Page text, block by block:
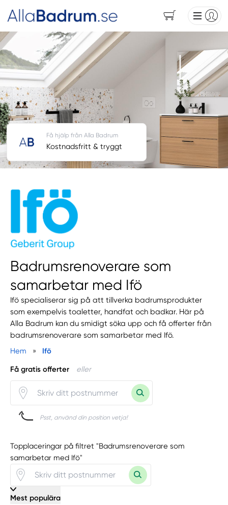
Badrumsrenoverare som
samarbetar med Ifö
Ifö specialiserar sig på att tillverka badrumsprodukter
som exempelvis toaletter, handfat och badkar. Här på
Alla Badrum kan du smidigt söka upp och få offerter från
badrumsrenoverare som samarbetar med Ifö.
Hem
» Ifö
Få gratis offerter eller
Psst, använd din position vetja!
Få hjälp från Alla Badrum
Kostnadsfritt & tryggt
Topplaceringar på filtret "Badrumsrenoverare som
samarbetar med Ifö"
Mest populära